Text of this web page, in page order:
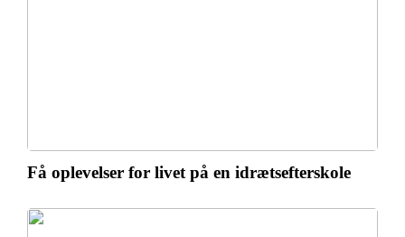
Få oplevelser for livet på en idrætsefterskole